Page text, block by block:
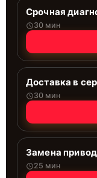
Срочная
30 мин
Доставка в
30 мин
Замена
25 мин